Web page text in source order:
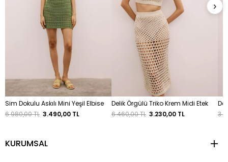
Sim Dokulu Askılı Mini Yeşil Elbise
6.980,00 TL 3.490,00 TL
Delik Örgülü Triko Krem Midi Etek
6.460,00 TL 3.230,00 TL
›
KURUMSAL